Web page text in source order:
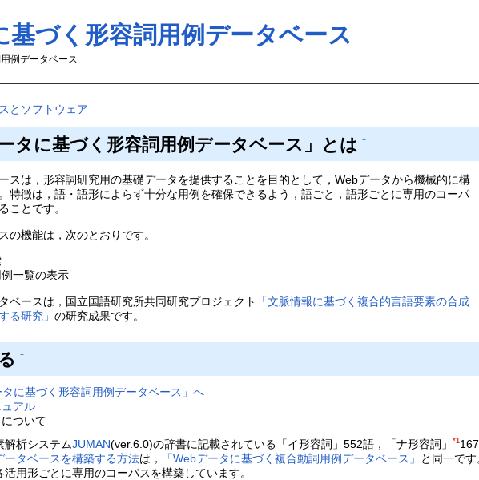
基づく形容詞用例データベース
例データベース
とソフトウェア
ータに基づく形容詞用例データベース」とは †
スは，形容詞研究用の基礎データを提供することを目的として，Webデータから機械的に構
特徴は，語・語形によらず十分な用例を確保できるよう，語ごと，語形ごとに専用のコーパ
ことです。
の機能は，次のとおりです。
一覧の表示
ベースは，国立国語研究所共同研究プロジェクト
「文脈情報に基づく複合的言語要素の合成
る研究」 の研究成果です。
†
タに基づく形容詞用例データベース」へ
アル
ついて
解析システムJUMAN(ver.6.0)の辞書に記載されている「イ形容詞」552語，「ナ形容詞」 *1
ータベースを構築する方法は， 「Webデータに基づく複合動詞用例データベース」
と同一で
活用形ごとに専用のコーパスを構築しています。